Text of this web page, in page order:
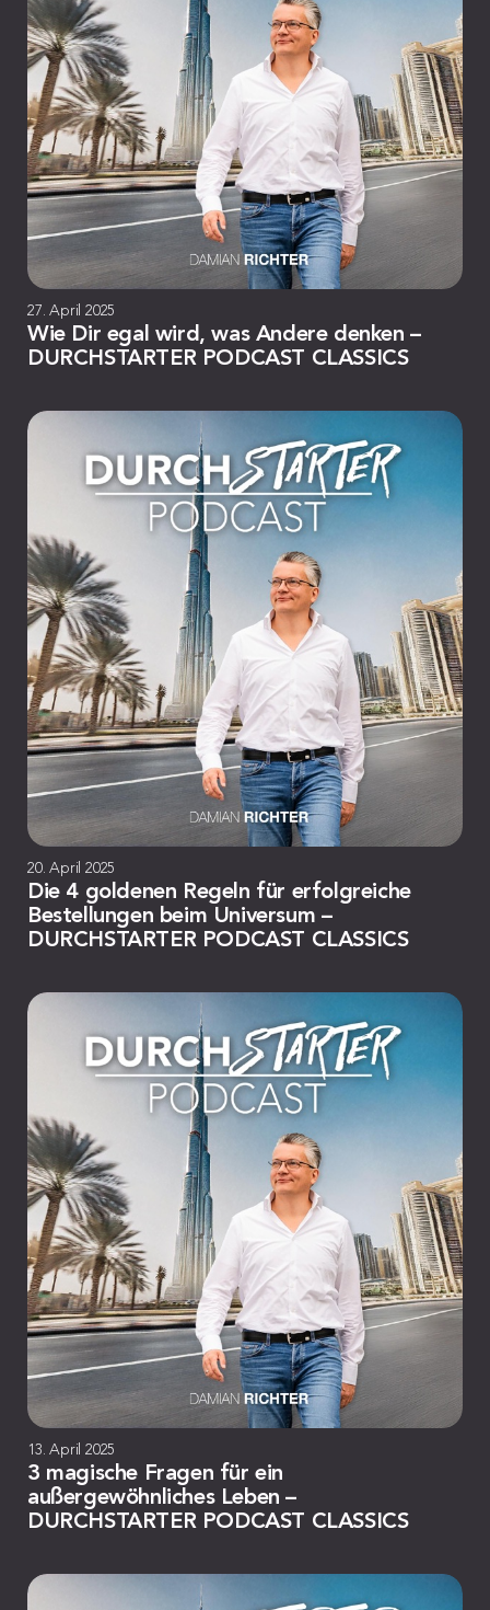
27. April 2025
Wie Dir egal wird, was Andere denken –
DURCHSTARTER PODCAST CLASSICS
20. April 2025
Die 4 goldenen Regeln für erfolgreiche
Bestellungen beim Universum –
DURCHSTARTER PODCAST CLASSICS
13. April 2025
3 magische Fragen für ein
außergewöhnliches Leben –
DURCHSTARTER PODCAST CLASSICS